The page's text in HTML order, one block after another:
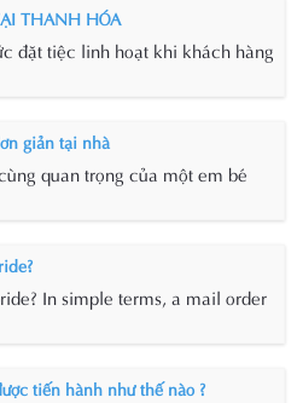
THANH HÓA
đặt tiệc linh hoạt khi khách hàng
giản tại nhà
quan trọng của một em bé
In simple terms, a mail order
tiến hành như thế nào ?